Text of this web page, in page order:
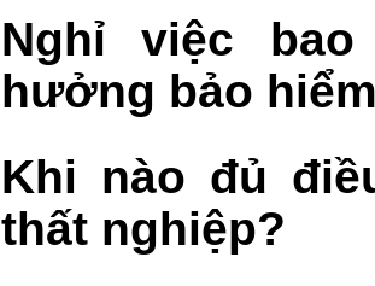
Nghỉ việc
hưởng bảo
Khi nào đủ
thất nghiệp?